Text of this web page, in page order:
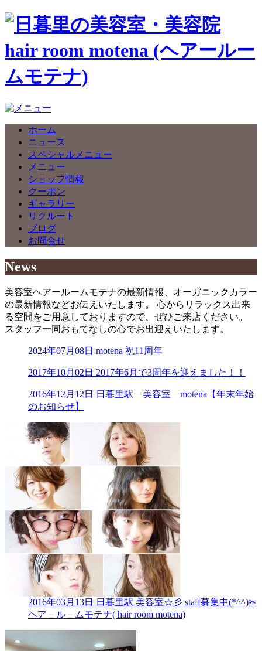
ホーム
ニュース
スペシャルメニュー
メニュー
ショップ情報
クーポン
ギャラリー
リクルート
ブログ
お問合せ
News
美容室ヘアールームモテナの最新情報、オーガニックカラー
の最新情報などお伝えいたします。 心からリラックス出来
る空間をご用意しておりますので、ぜひご来店ください。
スタッフ一同おもてなしの心でお出迎えいたします。
2024年07月08日 motena 祝11周年
2017年10月02日 2017年6月で3周年を迎えました！！
2016年12月12日
日暮里駅 美容室 motena【年末年始
のお知らせ】
2016年03月13日
日暮里駅 美容室☆彡 staff募集中(*^^)✂
ヘア－ル－ムモテナ( hair room motena)